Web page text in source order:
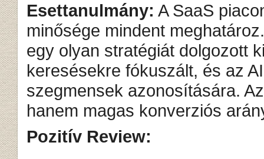
Esettanulmány: A SaaS
minősége mindent
egy olyan stratégiát dolgozott
keresésekre fókuszált, és az
szegmensek azonosítására.
hanem magas konverziós
Pozitív Review: